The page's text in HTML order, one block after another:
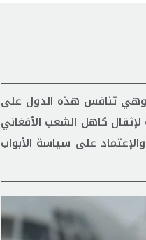
وبورندي، وهي تنافس هذه الدول على
كاهل الشعب الأفغاني
على سياسة الأبواب